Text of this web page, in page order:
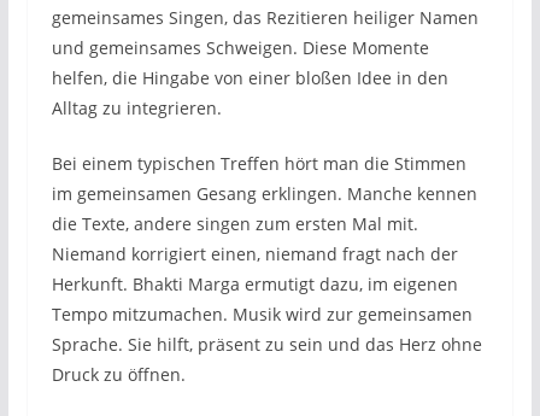
gemeinsames Singen, das Rezitieren heiliger Namen
und gemeinsames Schweigen. Diese Momente
helfen, die Hingabe von einer bloßen Idee in den
Alltag zu integrieren.
Bei einem typischen Treffen hört man die Stimmen
im gemeinsamen Gesang erklingen. Manche kennen
die Texte, andere singen zum ersten Mal mit.
Niemand korrigiert einen, niemand fragt nach der
Herkunft. Bhakti Marga ermutigt dazu, im eigenen
Tempo mitzumachen. Musik wird zur gemeinsamen
Sprache. Sie hilft, präsent zu sein und das Herz ohne
Druck zu öffnen.